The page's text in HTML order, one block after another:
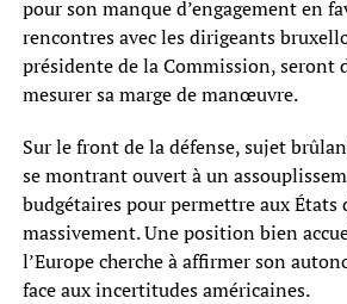
pour son manque d’engagement en
rencontres avec les dirigeants
présidente de la Commission, seront
mesurer sa marge de manœuvre.
Sur le front de la défense, sujet
se montrant ouvert à un
budgétaires pour permettre aux États
massivement. Une position bien
l’Europe cherche à affirmer son
face aux incertitudes américaines.